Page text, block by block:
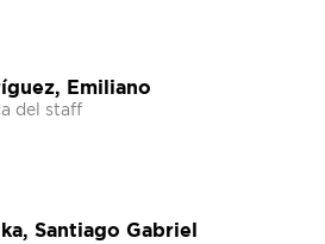
Emiliano
del staff
Santiago Gabriel